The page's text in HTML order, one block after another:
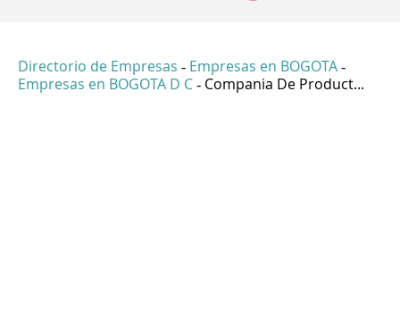
Directorio de Empresas - Empresas en BOGOTA -
Empresas en BOGOTA D C - Compania De Product...